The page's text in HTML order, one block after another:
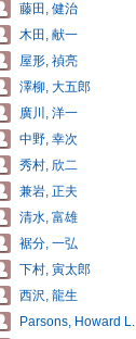
藤田, 健治
木田, 献一
屋形, 禎亮
澤柳, 大五郎
廣川, 洋一
中野, 幸次
秀村, 欣二
兼岩, 正夫
清水, 富雄
裾分, 一弘
下村, 寅太郎
西沢, 龍生
Parsons, Howard L.